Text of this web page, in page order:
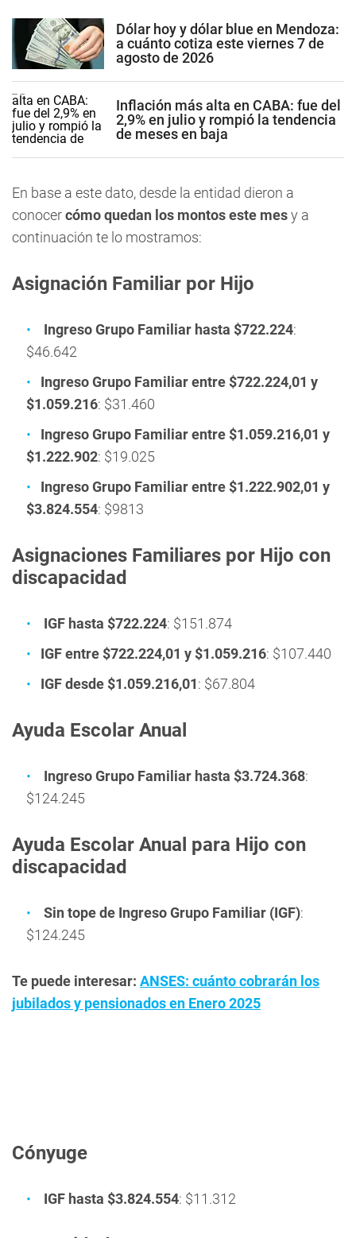
Dólar hoy y dólar blue en Mendoza:
a cuánto cotiza este viernes 7 de
agosto de 2026
Inflación más alta en CABA: fue del
2,9% en julio y rompió la tendencia
de meses en baja
En base a este dato, desde la entidad dieron a
conocercómo quedan los montos este mesy a
continuación te lo mostramos:
Asignación Familiar por Hijo
Ingreso Grupo Familiar hasta $722.224:
$46.642
Ingreso Grupo Familiar entre $722.224,01 y
$1.059.216: $31.460
Ingreso Grupo Familiar entre $1.059.216,01 y
$1.222.902: $19.025
Ingreso Grupo Familiar entre $1.222.902,01 y
$3.824.554: $9813
Asignaciones Familiares por Hijo con
discapacidad
IGF hasta $722.224: $151.874
IGF entre $722.224,01 y $1.059.216: $107.440
IGF desde $1.059.216,01: $67.804
Ayuda Escolar Anual
Ingreso Grupo Familiar hasta $3.724.368:
$124.245
Ayuda Escolar Anual para Hijo con
discapacidad
Sin tope de Ingreso Grupo Familiar (IGF):
$124.245
Te puede interesar: ANSES: cuánto cobrarán los
jubilados y pensionados en Enero 2025
Cónyuge
IGF hasta $3.824.554: $11.312